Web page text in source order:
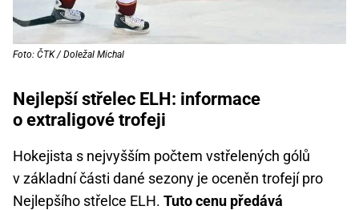
Foto: ČTK / Doležal Michal
Nejlepší střelec ELH: informace
o extraligové trofeji
Hokejista s nejvyšším počtem vstřelených gólů
v základní části dané sezony je oceněn trofejí pro
Nejlepšího střelce ELH. Tuto cenu předává